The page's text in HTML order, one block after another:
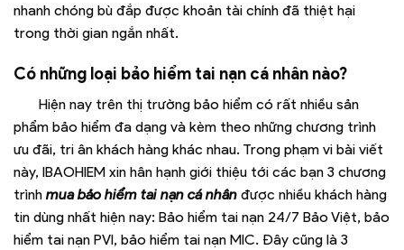
nhanh chóng bù đắp được khoản tài chính đã thiệt hại
trong thời gian ngắn nhất.
Có những loại bảo hiểm tai nạn cá nhân nào?
Hiện nay trên thị trường bảo hiểm có rất nhiều sản
phẩm bảo hiểm đa dạng và kèm theo những chương trình
ưu đãi, tri ân khách hàng khác nhau. Trong phạm vi bài viết
này, IBAOHIEM xin hân hạnh giới thiệu tới các bạn 3 chương
trình mua bảo hiểm tai nạn cá nhân được nhiều khách hàng
tin dùng nhất hiện nay: Bảo hiểm tai nạn 24/7 Bảo Việt, bảo
hiểm tai nạn PVI, bảo hiểm tai nạn MIC. Đây cũng là 3